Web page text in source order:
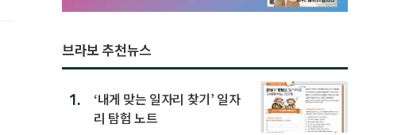
브라보 추천뉴스
1.
‘내게 맞는 일자리 찾기’ 일자
리 탐험 노트